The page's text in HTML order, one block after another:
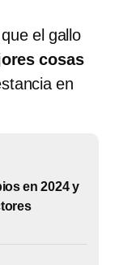
el gallo
cosas
en
en 2024 y